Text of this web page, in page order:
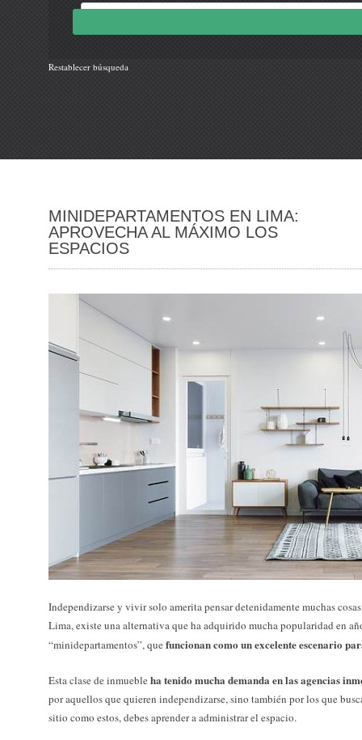
Restablecer búsqueda
MINIDEPARTAMENTOS EN LIMA:
APROVECHA AL MÁXIMO LOS
ESPACIOS
Independizarse y vivir solo amerita pensar detenidamente muchas
Lima, existe una alternativa que ha adquirido mucha popularidad en
“minidepartamentos”, que funcionan como un excelente escenario
Esta clase de inmueble ha tenido mucha demanda en las agencias
por aquellos que quieren independizarse, sino también por los que
sitio como estos, debes aprender a administrar el espacio.